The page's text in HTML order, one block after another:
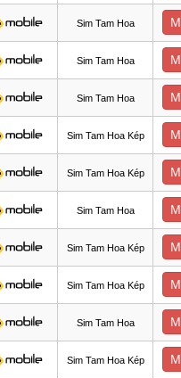
Sim Tam Hoa
Sim Tam Hoa
Sim Tam Hoa
Sim Tam Hoa Kép
Sim Tam Hoa Kép
Sim Tam Hoa
Sim Tam Hoa Kép
Sim Tam Hoa Kép
Sim Tam Hoa
Sim Tam Hoa Kép